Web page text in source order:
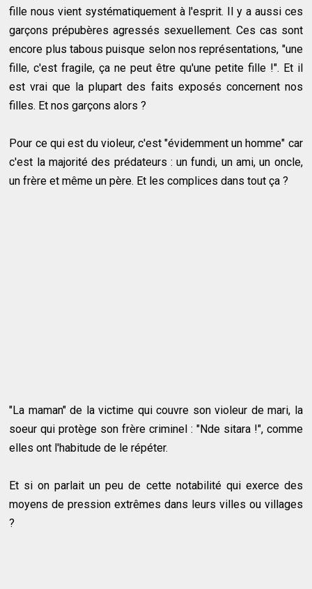
fille nous vient systématiquement à l'esprit. Il y a aussi ces
garçons prépubères agressés sexuellement. Ces cas sont
encore plus tabous puisque selon nos représentations, "une
fille, c'est fragile, ça ne peut être qu'une petite fille !". Et il
est vrai que la plupart des faits exposés concernent nos
filles. Et nos garçons alors ?
Pour ce qui est du violeur, c'est "évidemment un homme" car
c'est la majorité des prédateurs : un fundi, un ami, un oncle,
un frère et même un père. Et les complices dans tout ça ?
"La maman" de la victime qui couvre son violeur de mari, la
soeur qui protège son frère criminel : "Nde sitara !", comme
elles ont l'habitude de le répéter.
Et si on parlait un peu de cette notabilité qui exerce des
moyens de pression extrêmes dans leurs villes ou villages
?